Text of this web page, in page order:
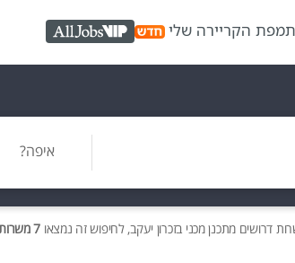
מפת הקריירה שלי AllJobs VIP
איפה?
דרושים מתכנן מכני בזכרון יעקב, לחיפוש זה נמצאו 7 משרות